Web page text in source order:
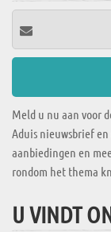
Meld u nu aan voor
Aduis nieuwsbrief
aanbiedingen en
rondom het thema
U VINDT